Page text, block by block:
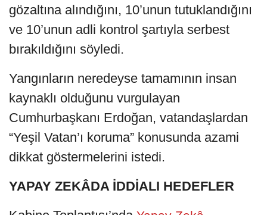
gözaltına alındığını, 10’unun tutuklandığını
ve 10’unun adli kontrol şartıyla serbest
bırakıldığını söyledi.
Yangınların neredeyse tamamının insan
kaynaklı olduğunu vurgulayan
Cumhurbaşkanı Erdoğan, vatandaşlardan
“Yeşil Vatan’ı koruma” konusunda azami
dikkat göstermelerini istedi.
YAPAY ZEKÂDA İDDİALI HEDEFLER